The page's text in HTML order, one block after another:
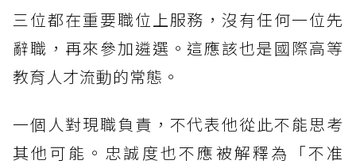
三位都在重要職位上服務，沒有任何一位先
辭職，再來參加遴選。這應該也是國際高等
教育人才流動的常態。
一個人對現職負責，不代表他從此不能思考
其他可能。忠誠度也不應被解釋為「不准